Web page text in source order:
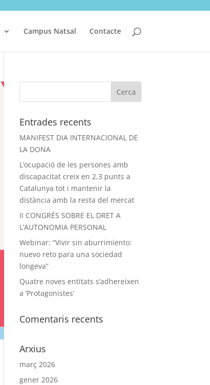
Campus Natsal Contacte
Entrades recents
MANIFEST DIA INTERNACIONAL DE
LA DONA
L’ocupació de les persones amb
discapacitat creix en 2,3 punts a
Catalunya tot i mantenir la
distància amb la resta del mercat
II CONGRÉS SOBRE EL DRET A
L’AUTONOMIA PERSONAL
Webinar: “Vivir sin aburrimiento:
nuevo reto para una sociedad
longeva”
Quatre noves entitats s’adhereixen
a ‘Protagonistes’
Comentaris recents
Arxius
març 2026
gener 2026